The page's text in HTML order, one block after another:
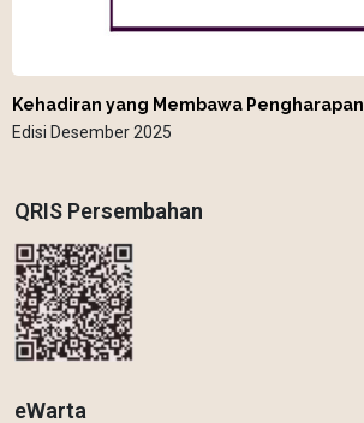
Kehadiran yang Membawa Pengharapan
Edisi Desember 2025
QRIS Persembahan
eWarta